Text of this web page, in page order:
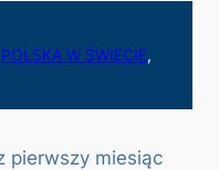
POLSKA W ŚWIECIE
pierwszy miesiąc